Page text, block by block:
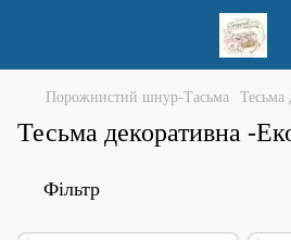
Порожнистий шнур-Тасьма Тесьма
Тесьма декоративна -
Фільтр